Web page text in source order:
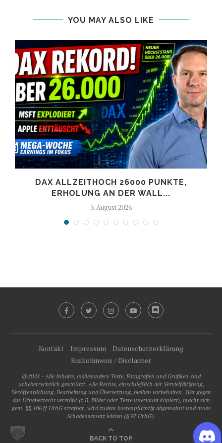
YOU MAY ALSO LIKE
DAX ALLZEITHOCH 26000 PUNKTE,
ERHOLUNG AN DER WALL...
3. August 2026
Kontakt Impressum
Datenschutzerklärung
Risikohinweis / Disclaimer
@2024 - Alle Inhalte, insbesondere Texte, Fotografien und Grafiken sind
urheberrechtlich geschützt. Alle Rechte, einschließlich der Vervielfältigung,
Veröffentlichung, Bearbeitung und Übersetzung, bleiben vorbehalten. Wer gegen
das Urheberrecht verstößt (z.B. Bilder oder Texte unerlaubt kopiert), macht sich
gem. §§ 106 ff UrhG strafbar, wird zudem kostenpflichtig abgemahnt und muss
Schadensersatz leisten (§ 97 UrhG).
BACK TO TOP